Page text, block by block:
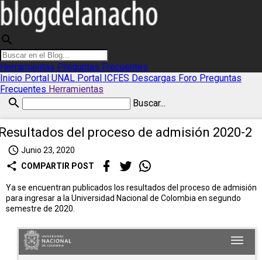
search
Herramientas Preguntas Frecuentes
Inicio Portal UNAL Portal ICFES Descargas Foro Preguntas
Frecuentes Herramientas
search Buscar...
del proceso de admisión 2020-2
access_time Junio 23, 2020
share COMPARTIR POST
Ya se encuentran publicados los resultados del proceso de admisión
para ingresar a la Universidad Nacional de Colombia en segundo
semestre de 2020.